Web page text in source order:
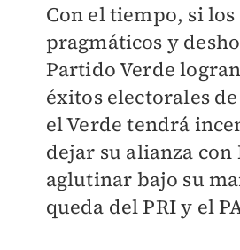
Con el tiempo, si
pragmáticos y
Partido Verde
éxitos electorales
el Verde tendrá
dejar su alianza
aglutinar bajo su
queda del PRI y el